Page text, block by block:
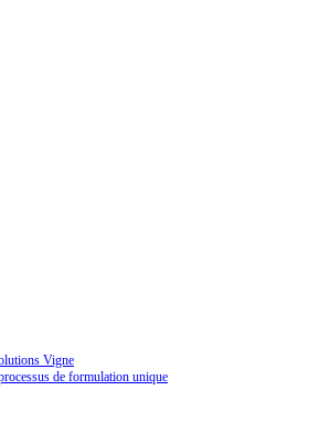
Vigne
de formulation unique